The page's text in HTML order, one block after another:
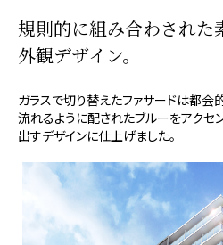
規則的に組み合わされた
外観デザイン。
ガラスで切り替えたファサードは都会
流れるように配されたブルーをアクセ
出すデザインに仕上げました。